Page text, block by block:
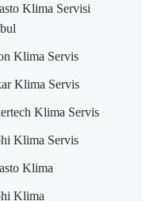
Klima Servisi
Klima Servis
Klima Servis
Klima Servis
Klima Servis
Klima
Klima